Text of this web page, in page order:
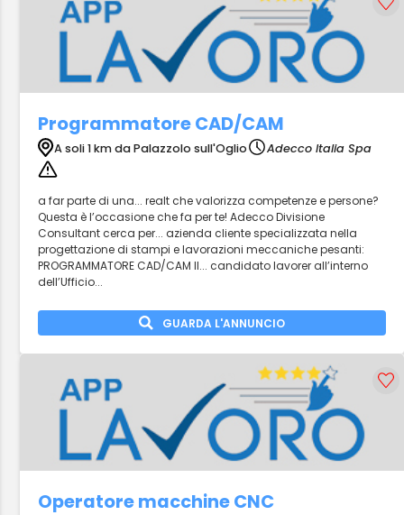
Programmatore CAD/CAM
A soli 1 km da Palazzolo sull'Oglio Adecco Italia Spa
a far parte di una... realt che valorizza competenze e persone?
Questa è l’occasione che fa per te! Adecco Divisione
Consultant cerca per... azienda cliente specializzata nella
progettazione di stampi e lavorazioni meccaniche pesanti:
PROGRAMMATORE CAD/CAM Il... candidato lavorer all’interno
dell’Ufficio...
GUARDA L'ANNUNCIO
Operatore macchine CNC